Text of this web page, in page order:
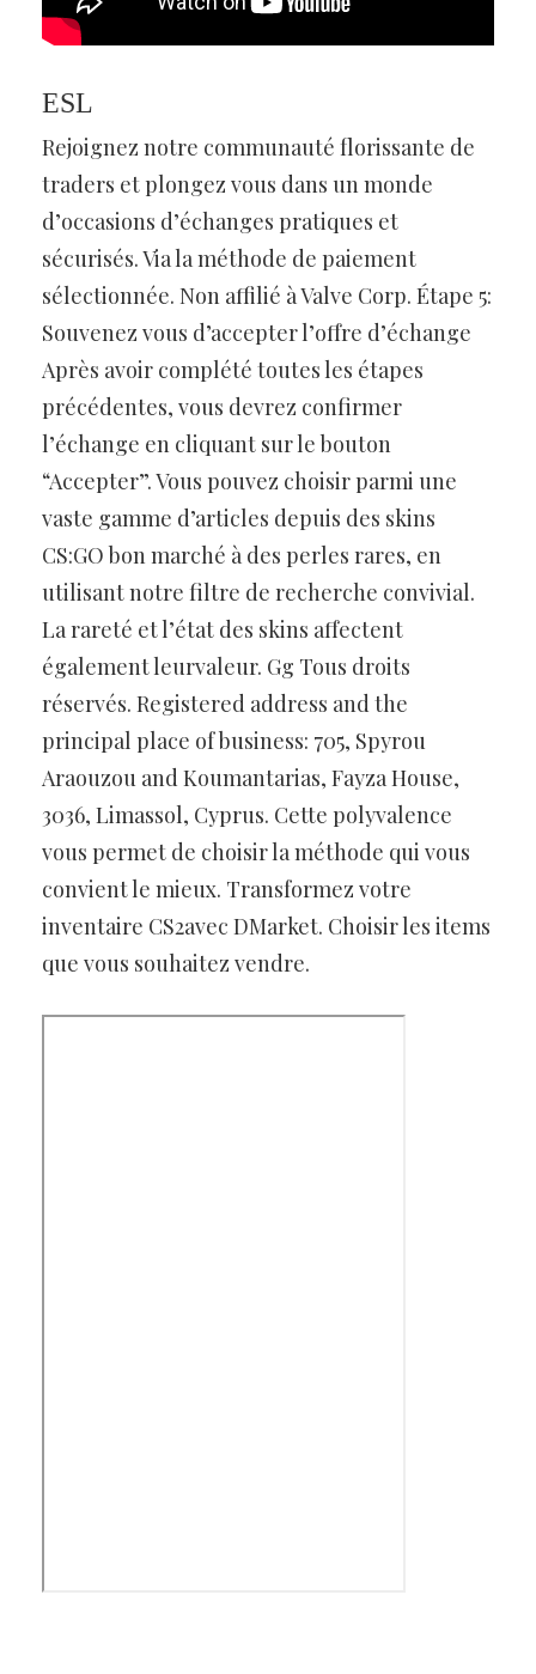
ESL
Rejoignez notre communauté florissante de
traders et plongez vous dans un monde
d’occasions d’échanges pratiques et
sécurisés. Via la méthode de paiement
sélectionnée. Non affilié à Valve Corp. Étape 5:
Souvenez vous d’accepter l’offre d’échange
Après avoir complété toutes les étapes
précédentes, vous devrez confirmer
l’échange en cliquant sur le bouton
“Accepter”. Vous pouvez choisir parmi une
vaste gamme d’articles depuis des skins
CS:GO bon marché à des perles rares, en
utilisant notre filtre de recherche convivial.
La rareté et l’état des skins affectent
également leurvaleur. Gg Tous droits
réservés. Registered address and the
principal place of business: 705, Spyrou
Araouzou and Koumantarias, Fayza House,
3036, Limassol, Cyprus. Cette polyvalence
vous permet de choisir la méthode qui vous
convient le mieux. Transformez votre
inventaire CS2avec DMarket. Choisir les items
que vous souhaitez vendre.